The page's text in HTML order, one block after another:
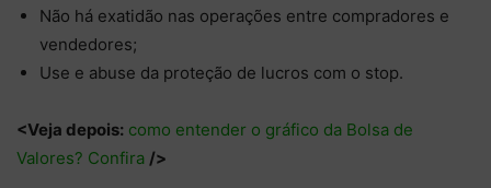
Não há exatidão nas operações entre compradores e
vendedores;
Use e abuse da proteção de lucros com o stop.
<Veja depois: como entender o gráfico da Bolsa de
Valores? Confira />